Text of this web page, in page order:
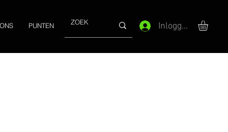
PUNTEN Inloggen